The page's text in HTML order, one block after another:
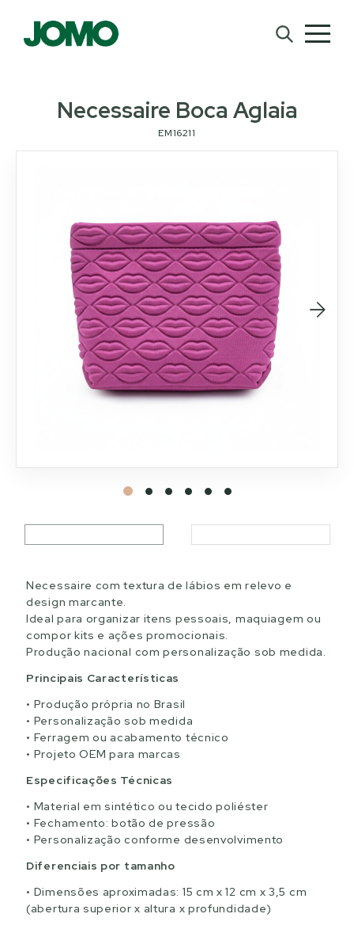
Necessaire Boca Aglaia
EM16211
Necessaire com textura de lábios em relevo e
design marcante.
Ideal para organizar itens pessoais, maquiagem ou
compor kits e ações promocionais.
Produção nacional com personalização sob medida.
Principais Características
Produção própria no Brasil
Personalização sob medida
Ferragem ou acabamento técnico
Projeto OEM para marcas
Especificações Técnicas
Material em sintético ou tecido poliéster
Fechamento: botão de pressão
Personalização conforme desenvolvimento
Diferenciais por tamanho
Dimensões aproximadas: 15 cm x 12 cm x 3,5 cm
(abertura superior x altura x profundidade)